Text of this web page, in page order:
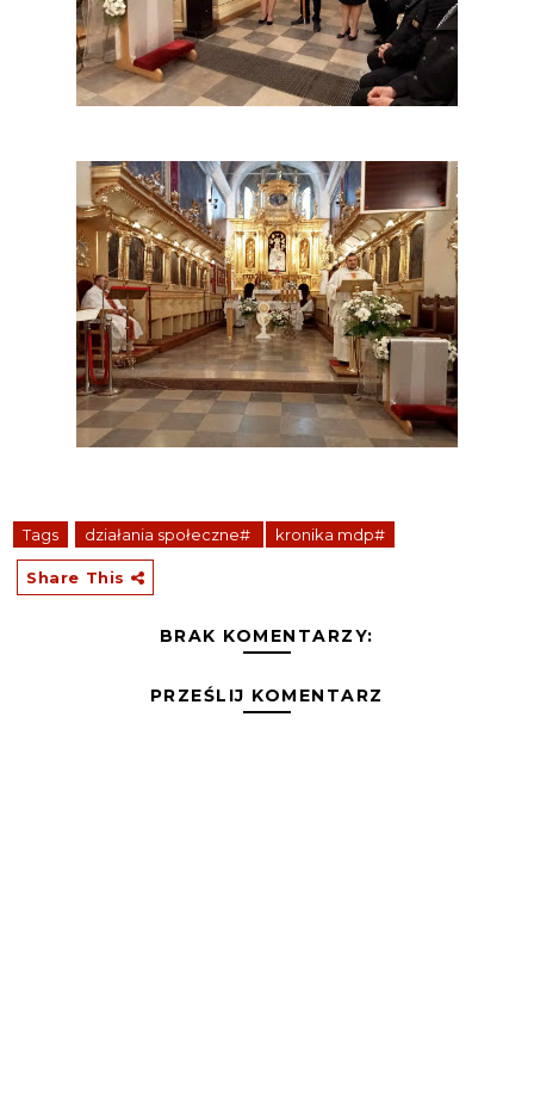
Tags działania społeczne# kronika mdp#
Share This
BRAK KOMENTARZY:
PRZEŚLIJ KOMENTARZ